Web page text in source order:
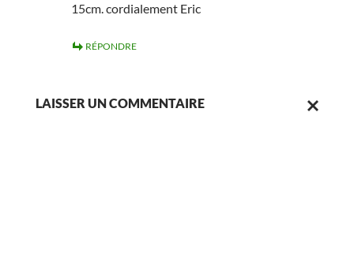
15cm. cordialement Eric
RÉPONDRE
LAISSER UN COMMENTAIRE